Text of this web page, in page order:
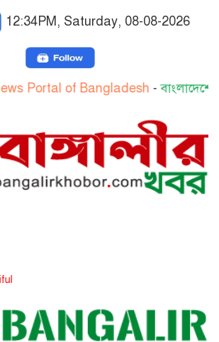
12:34PM, Saturday, 08-08-2026
of Bangladesh-বাংলাদেশের